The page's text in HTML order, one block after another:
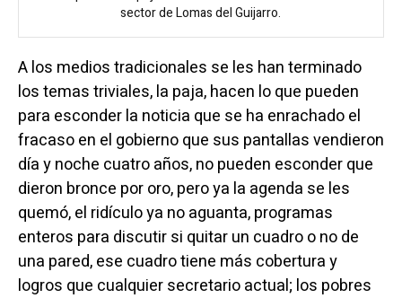
sector de Lomas del Guijarro.
A los medios tradicionales se les han terminado
los temas triviales, la paja, hacen lo que pueden
para esconder la noticia que se ha enrachado el
fracaso en el gobierno que sus pantallas vendieron
día y noche cuatro años, no pueden esconder que
dieron bronce por oro, pero ya la agenda se les
quemó, el ridículo ya no aguanta, programas
enteros para discutir si quitar un cuadro o no de
una pared, ese cuadro tiene más cobertura y
logros que cualquier secretario actual; los pobres